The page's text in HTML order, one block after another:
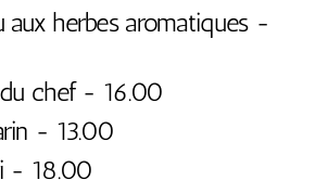
aux herbes aromatiques -
chef - 16.00
- 13.00
- 18.00